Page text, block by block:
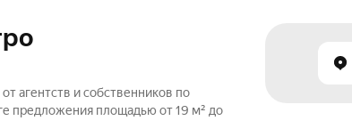
агентств и собственников по
предложения площадью от 19 м² до